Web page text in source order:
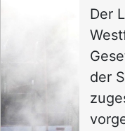
Der
der